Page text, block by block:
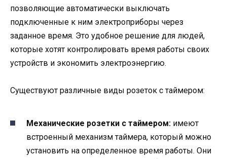
позволяющие автоматически выключать
подключенные к ним электроприборы через
заданное время. Это удобное решение для людей,
которые хотят контролировать время работы своих
устройств и экономить электроэнергию.
Существуют различные виды розеток с таймером:
Механические розетки с таймером: имеют
встроенный механизм таймера, который можно
установить на определенное время работы. Они